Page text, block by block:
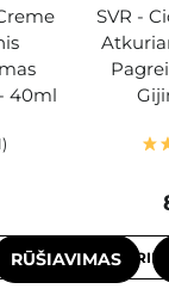
40ml
SVR -
RŪŠIAVIMAS